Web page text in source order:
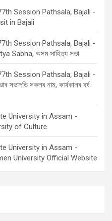
Session Pathsala, Bajali -
in Bajali
Session Pathsala, Bajali -
Sabha, অসম সাহিত্য সভা
Session Pathsala, Bajali -
সভাপতি সকলৰ নাম, কাৰ্যকালৰ বৰ্ষ
University in Assam -
of Culture
University in Assam -
University Official Website